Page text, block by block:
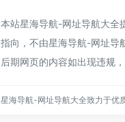
本站星海导航-网址导航大全
指向，不由星海导航-网址导
后期网页的内容如出现违规
星海导航-网址导航大全致力于优